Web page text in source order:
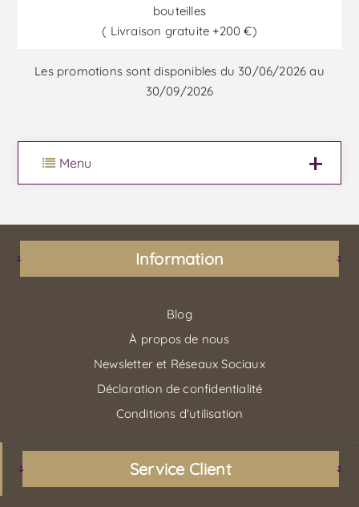
bouteilles
( Livraison gratuite +200 €)
Les promotions sont disponibles du 30/06/2026 au
30/09/2026
Menu
Information
Blog
À propos de nous
Newsletter et Réseaux Sociaux
Déclaration de confidentialité
Conditions d'utilisation
Service Client